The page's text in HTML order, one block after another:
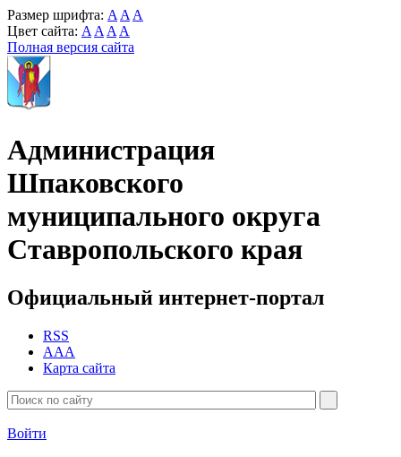
Размер шрифта: A A A
Цвет сайта: A A A A
Полная версия сайта
Администрация
Шпаковского
муниципального округа
Ставропольского края
Официальный интернет-портал
RSS
AAA
Карта сайта
Войти